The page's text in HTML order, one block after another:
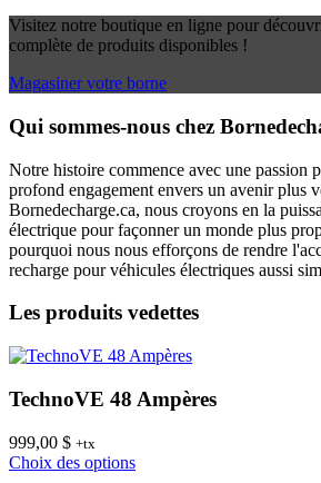
Visitez notre boutique en ligne pour
complète de produits disponibles !
Magasiner votre borne
Qui sommes-nous chez
Notre histoire commence avec une passion
profond engagement envers un avenir plus
Bornedecharge.ca, nous croyons en la
électrique pour façonner un monde plus
pourquoi nous nous efforçons de rendre
recharge pour véhicules électriques aussi
Les produits vedettes
TechnoVE 48 Ampères
999,00 $ +tx
Choix des optionsCe